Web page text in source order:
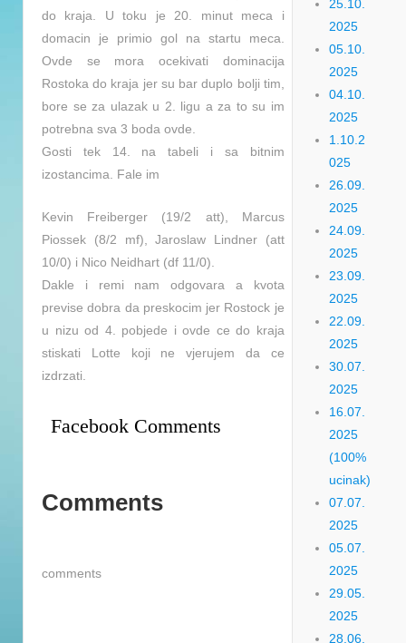
do kraja. U toku je 20. minut meca i
domacin je primio gol na startu meca.
Ovde se mora ocekivati dominacija
Rostoka do kraja jer su bar duplo bolji tim,
bore se za ulazak u 2. ligu a za to su im
potrebna sva 3 boda ovde.
Gosti tek 14. na tabeli i sa bitnim
izostancima. Fale im
Kevin Freiberger (19/2 att), Marcus
Piossek (8/2 mf), Jaroslaw Lindner (att
10/0) i Nico Neidhart (df 11/0).
Dakle i remi nam odgovara a kvota
previse dobra da preskocim jer Rostock je
u nizu od 4. pobjede i ovde ce do kraja
stiskati Lotte koji ne vjerujem da ce
izdrzati.
Facebook Comments
Comments
comments
25.10.
2025
05.10.
2025
04.10.
2025
1.10.2
025
26.09.
2025
24.09.
2025
23.09.
2025
22.09.
2025
30.07.
2025
16.07.
2025
(100%
ucinak)
07.07.
2025
05.07.
2025
29.05.
2025
28.06.